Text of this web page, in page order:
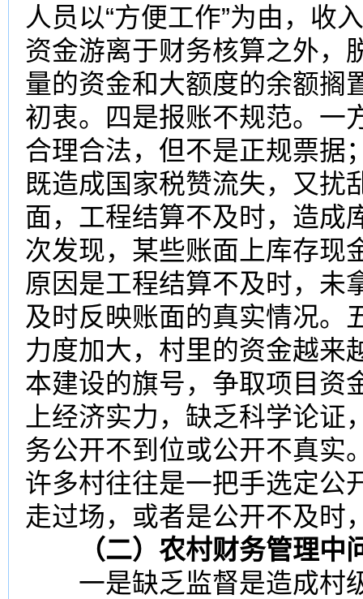
人员以“方便工作”为由，收
资金游离于财务核算之外，
量的资金和大额度的余额搁
初衷。四是报账不规范。一
合理合法，但不是正规票据
既造成国家税赞流失，又扰
面，工程结算不及时，造成
次发现，某些账面上库存现
原因是工程结算不及时，未
及时反映账面的真实情况。
力度加大，村里的资金越来
本建设的旗号，争取项目资
上经济实力，缺乏科学论证
务公开不到位或公开不真实
许多村往往是一把手选定公
走过场，或者是公开不及时
（二）农村财务管理中
一是缺乏监督是造成村